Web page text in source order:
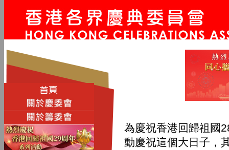
為慶祝香港回歸祖國
動慶祝這個大日子，